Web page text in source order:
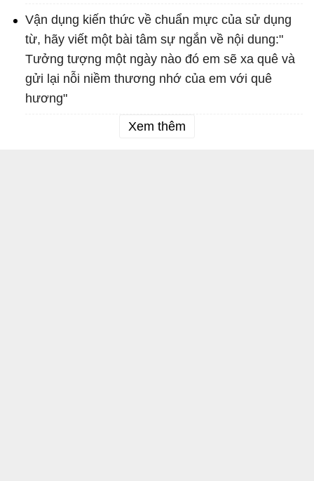
Vận dụng kiến thức về chuẩn mực của sử dụng
từ, hãy viết một bài tâm sự ngắn về nội dung:"
Tưởng tượng một ngày nào đó em sẽ xa quê và
gửi lại nỗi niềm thương nhớ của em với quê
hương"
Xem thêm